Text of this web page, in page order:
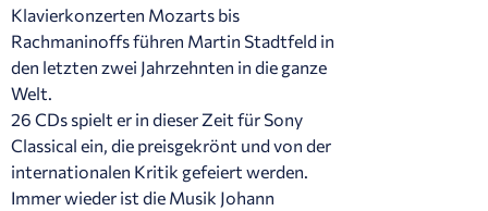
Klavierkonzerten Mozarts bis
Rachmaninoffs führen Martin Stadtfeld in
den letzten zwei Jahrzehnten in die ganze
Welt.
26 CDs spielt er in dieser Zeit für Sony
Classical ein, die preisgekrönt und von der
internationalen Kritik gefeiert werden.
Immer wieder ist die Musik Johann